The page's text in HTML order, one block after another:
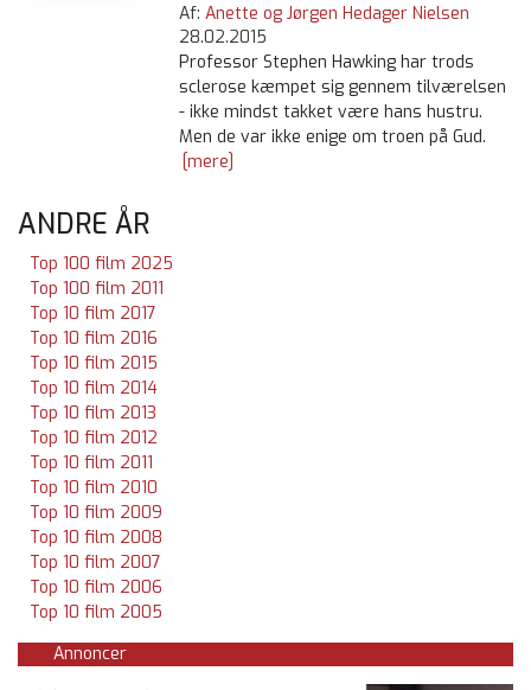
Af: Anette og Jørgen Hedager Nielsen
28.02.2015
Professor Stephen Hawking har trods
sclerose kæmpet sig gennem tilværelsen
- ikke mindst takket være hans hustru.
Men de var ikke enige om troen på Gud.
[mere]
ANDRE ÅR
Top 100 film 2025
Top 100 film 2011
Top 10 film 2017
Top 10 film 2016
Top 10 film 2015
Top 10 film 2014
Top 10 film 2013
Top 10 film 2012
Top 10 film 2011
Top 10 film 2010
Top 10 film 2009
Top 10 film 2008
Top 10 film 2007
Top 10 film 2006
Top 10 film 2005
Annoncer